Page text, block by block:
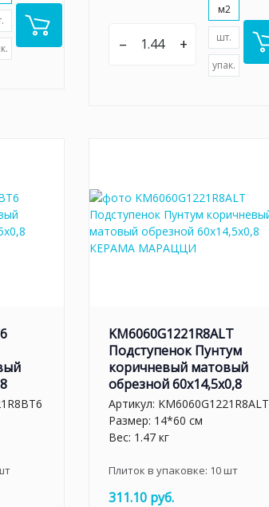
– +
м2
шт.
упак.
KM6060G1221R8ALT
Подступенок Пунтум
коричневый матовый
обрезной 60x14,5x0,8
Артикул: KM6060G1221R8ALT
Размер: 14*60 см
Вес: 1.47 кг
Плиток в упаковке: 10шт
311.10 руб.